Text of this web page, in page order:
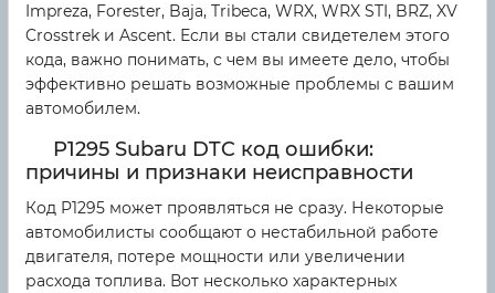
Impreza, Forester, Baja, Tribeca, WRX, WRX STI, BRZ, XV
Crosstrek и Ascent. Если вы стали свидетелем этого
кода, важно понимать, с чем вы имеете дело, чтобы
эффективно решать возможные проблемы с вашим
автомобилем.
P1295 Subaru DTC код ошибки:
причины и признаки неисправности
Код P1295 может проявляться не сразу. Некоторые
автомобилисты сообщают о нестабильной работе
двигателя, потере мощности или увеличении
расхода топлива. Вот несколько характерных